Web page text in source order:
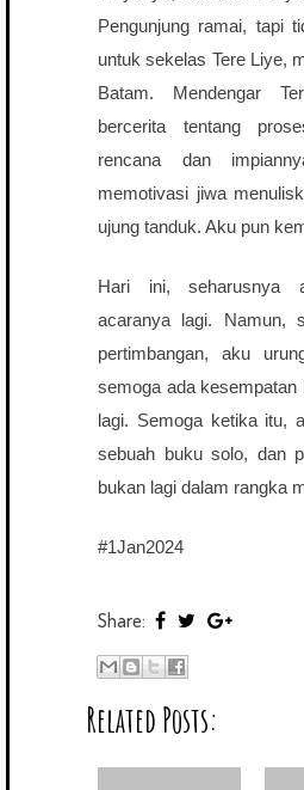
Pengunjung ramai, tapi
untuk sekelas Tere Liye,
Batam. Mendengar
bercerita tentang
rencana dan
memotivasi jiwa
ujung tanduk. Aku pun
Hari ini, seharusnya
acaranya lagi. Namun,
pertimbangan, aku
semoga ada kesempatan
lagi. Semoga ketika itu,
sebuah buku solo, dan
bukan lagi dalam rangka
#1Jan2024
Share:
Related Posts: